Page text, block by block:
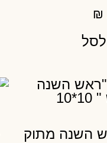
₪
השנה מתוק